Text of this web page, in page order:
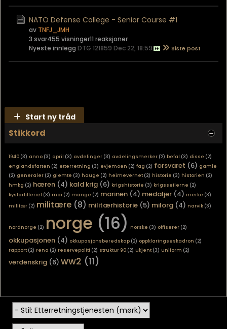
NATO Defense College - Senior Course #1
av TNFJ_JMH
3 svar455 visninger11 reaksjoner
Nyeste innlegg DTG 121859 Dec 22, 18:59
Start ny tråd
Stikkord
1940 (3) anno (3) april (3) avdelinger (3) avdelingsmerker (2) befal (3) disse (2)
englandsfarten (2) etterretning (3) evjemoen (2) fag (2) forsvaret (6) gamle
(2) generaler (2) glemte (3) hauge (2) heimevernet (2) historie (3) historien (2)
hmkg (2) hæren (4) kald krig (6) krigshistorie (3) krigsseilerne (2)
kystartilleriet (3) mai (2) mange (2) marinen (4) medaljer (4) merke (3)
militær (2) militære (8) militærhistorie (5) milorg (4) narvik (3)
nordnorge (2) norge (16) norske (3) offiserer (2)
okkupasjonen (4) okkupasjonsberedskap (2) oppklaringseskadron (2)
rapport (2) rena (2) reservepoliti (2) struktur 90 (2) ukjent (3) uniform (2)
verdenskrig (6) ww2 (11)